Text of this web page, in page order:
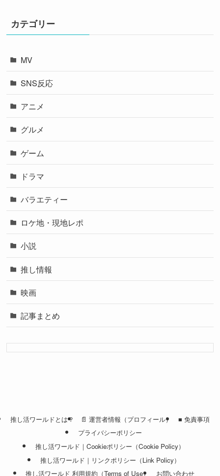
カテゴリー
MV
SNS反応
アニメ
グルメ
ゲーム
ドラマ
バラエティー
ロケ地・現地レポ
小説
推し情報
映画
記事まとめ
推し活ワールドとは？ 📄 運営者情報（プロフィール）
■ 免責事項
プライバシーポリシー
推し活ワールド｜Cookieポリシー（Cookie Policy）
推し活ワールド｜リンクポリシー（Link Policy）
推し活ワールド 利用規約（Terms of Use）
お問い合わせ